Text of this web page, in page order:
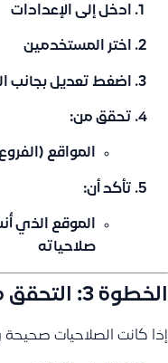
ادخل إلى الإعدادات
اختر المستخدمين
اضغط تعديلبجانب
تحقق من:
المواقع
تأكد أن:
الموقع الذي
صلاحياته
الخطوة 3: التحقق من حذف الفاتورة (إن لزم)
إذا كانت الصلاحيات